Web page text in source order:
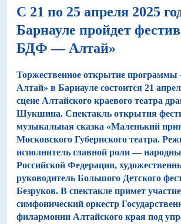
С 21 по 25 апреля 2025
Барнауле пройдет
БДФ — Алтай»
Торжественное открытие
Алтай» в Барнауле состоится 21
сцене Алтайского краевого театра
Шукшина. Спектакль открытия
музыкальная сказка «Маленький
Московского Губернского театра.
исполнитель главной роли —
Российской Федерации,
руководитель Большого Детского
Безруков. В спектакле примет участие
симфонический оркестр
филармонии Алтайского края под